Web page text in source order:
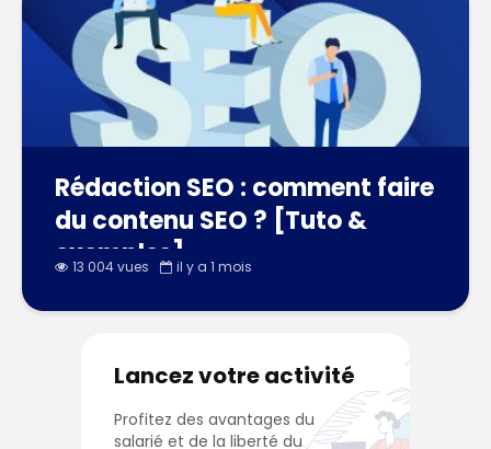
Rédaction SEO : comment faire
du contenu SEO ? [Tuto &
exemples]
13 004 vues il y a 1 mois
Lancez votre activité
Profitez des avantages du
salarié et de la liberté du